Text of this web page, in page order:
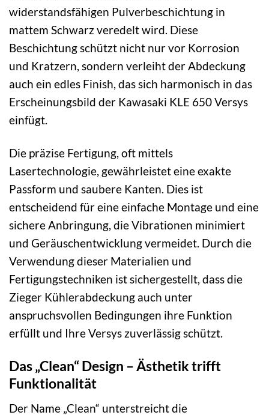
widerstandsfähigen Pulverbeschichtung in
mattem Schwarz veredelt wird. Diese
Beschichtung schützt nicht nur vor Korrosion
und Kratzern, sondern verleiht der Abdeckung
auch ein edles Finish, das sich harmonisch in das
Erscheinungsbild der Kawasaki KLE 650 Versys
einfügt.
Die präzise Fertigung, oft mittels
Lasertechnologie, gewährleistet eine exakte
Passform und saubere Kanten. Dies ist
entscheidend für eine einfache Montage und eine
sichere Anbringung, die Vibrationen minimiert
und Geräuschentwicklung vermeidet. Durch die
Verwendung dieser Materialien und
Fertigungstechniken ist sichergestellt, dass die
Zieger Kühlerabdeckung auch unter
anspruchsvollen Bedingungen ihre Funktion
erfüllt und Ihre Versys zuverlässig schützt.
Das „Clean“ Design – Ästhetik trifft
Funktionalität
Der Name „Clean“ unterstreicht die